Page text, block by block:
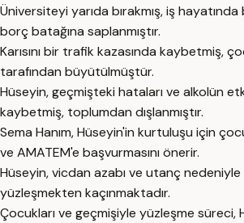
Üniversiteyi yarıda bırakmış, iş hayatında
borç batağına saplanmıştır.
Karısını bir trafik kazasında kaybetmiş,
tarafından büyütülmüştür.
Hüseyin, geçmişteki hataları ve alkolün
kaybetmiş, toplumdan dışlanmıştır.
Sema Hanım, Hüseyin'in kurtuluşu için
ve AMATEM'e başvurmasını önerir.
Hüseyin, vicdan azabı ve utanç nedeniyle
yüzleşmekten kaçınmaktadır.
Çocukları ve geçmişiyle yüzleşme süreci,